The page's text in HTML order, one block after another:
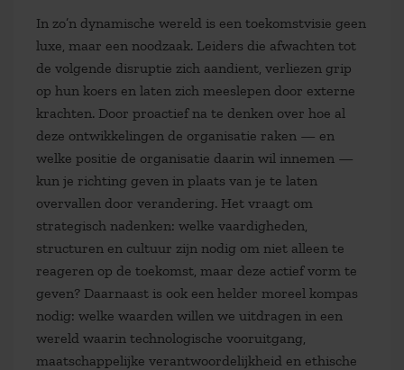
In zo’n dynamische wereld is een toekomstvisie geen
luxe, maar een noodzaak. Leiders die afwachten tot
de volgende disruptie zich aandient, verliezen grip
op hun koers en laten zich meeslepen door externe
krachten. Door proactief na te denken over hoe al
deze ontwikkelingen de organisatie raken — en
welke positie de organisatie daarin wil innemen —
kun je richting geven in plaats van je te laten
overvallen door verandering. Het vraagt om
strategisch nadenken: welke vaardigheden,
structuren en cultuur zijn nodig om niet alleen te
reageren op de toekomst, maar deze actief vorm te
geven? Daarnaast is ook een helder moreel kompas
nodig: welke waarden willen we uitdragen in een
wereld waarin technologische vooruitgang,
maatschappelijke verantwoordelijkheid en ethische